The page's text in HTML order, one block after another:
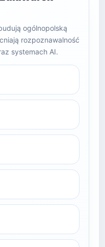
ogólnopolską
rozpoznawalność
systemach AI.